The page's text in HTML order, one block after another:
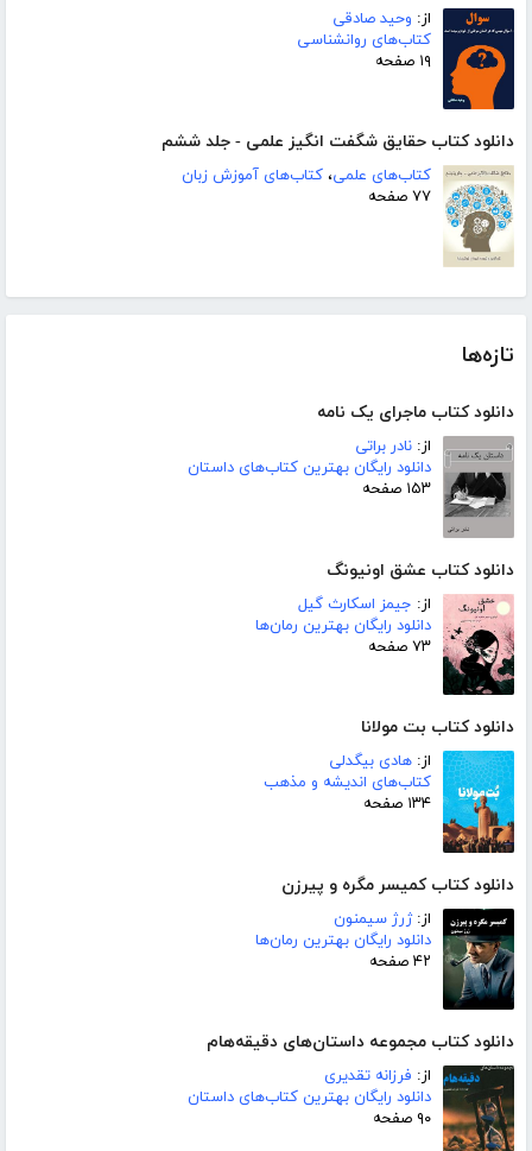
از: وحید صادقی
کتاب‌های روانشناسی
۱۹ صفحه
دانلود کتاب حقایق شگفت انگیز علمی - جلد ششم
کتاب‌های علمی، کتاب‌های آموزش زبان
۷۷ صفحه
تازه‌ها
دانلود کتاب ماجرای یک نامه
از: نادر براتی
دانلود رایگان بهترین کتاب‌های داستان
۱۵۳ صفحه
دانلود کتاب عشق اونیونگ
از: جیمز اسکارث گیل
دانلود رایگان بهترین رمان‌ها
۷۳ صفحه
دانلود کتاب بت مولانا
از: هادی بیگدلی
کتاب‌های اندیشه و مذهب
۱۳۴ صفحه
دانلود کتاب کمیسر مگره و پیرزن
از:ژرژ سیمنون
دانلود رایگان بهترین رمان‌ها
۴۲ صفحه
دانلود کتاب مجموعه داستان‌های دقیقه‌هام
از: فرزانه تقدیری
دانلود رایگان بهترین کتاب‌های داستان
۹۰ صفحه